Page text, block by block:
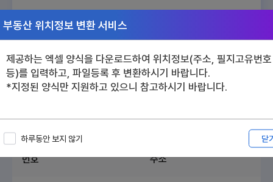
목록 다운로드
번호 주소
부동산 위치정보 변환 서비스
제공하는 엑셀 양식을 다운로드하여 위치정보(주소, 필지고유번호
등)를 입력하고, 파일등록 후 변환하시기 바랍니다.
*지정된 양식만 지원하고 있으니 참고하시기 바랍니다.
하루동안 보지 않기 닫